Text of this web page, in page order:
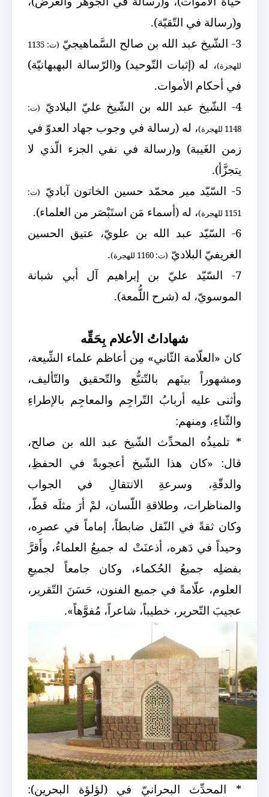
و(رسالة في التّقيّة).
3- الشّيخ عبد الله بن صالح السَّماهيجيّ
(ت: 1135
للهجرة)، له (إثبات التّوحيد) و(الرّسالة البهبهانيّة)
في أحكام الأموات.
4- الشّيخ عبد الله بن الشّيخ عليّ البلاديّ
(ت:
1148 للهجرة)
، له (رسالة في وجوب جهاد العدوّ في
زمن الغَيبة) و(رسالة في نفي الجزء الّذي لا
يتجزَّأ).
5- السّيّد مير محمّد حسين الخاتون آباديّ
(ت:
1151 للهجرة)
، له (أسماء مَن استَبْصَر من العلماء).
6- السّيّد عبد الله بن علويّ، عتيق الحسين
الغريفيّ البلاديّ (ت: 1160 للهجرة)
.
7- السّيّد عليّ بن إبراهيم آل أبي شبانة
الموسويّ، له (شرح اللُّمعة).
شهاداتُ الأعلام بِحَقِّه
كان «العلّامة الثّاني» مِن أعاظم علماء الشِّيعة،
ومشهوراً بينَهم بالتّتبُّع والتّحقيق والتّأليف،
وأثنى عليه أربابُ التّراجِم والمعاجِم بالإطراءِ
والثّناءِ، ومنهم:
* تلميذُه المحدِّث الشّيخ عبد الله بن صالح،
قال: «كان هذا الشّيخ أعجوبةً في الحفظِ،
والدقّةِ، وسرعةِ الانتقالِ في الجواب
والمناظرات، وطلاقةِ اللّسان، لمْ أرَ مثلَه قطّ،
وكان ثقةً في النّقل ضابطاً، إماماً في عصرِه،
وحيداً في دَهره، أذعنَتْ له جميعُ العلماءُ، وأَقرَّ
بفضلِه جميعُ الحُكماء، وكان جامعاً لجميعِ
العلوم، علّامةً في جميع الفنون، حَسَنَ التّقرير،
عجيبَ التّحرير، خطيباً، شاعراً، مُفوَّهاً».
* المحدِّث البحرانيّ في (لؤلؤة البحرين):